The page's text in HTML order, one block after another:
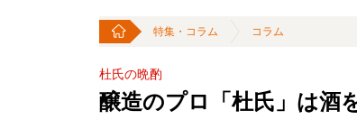
特集・コラム コラム
杜氏の晩酌
醸造のプロ「杜氏」は酒